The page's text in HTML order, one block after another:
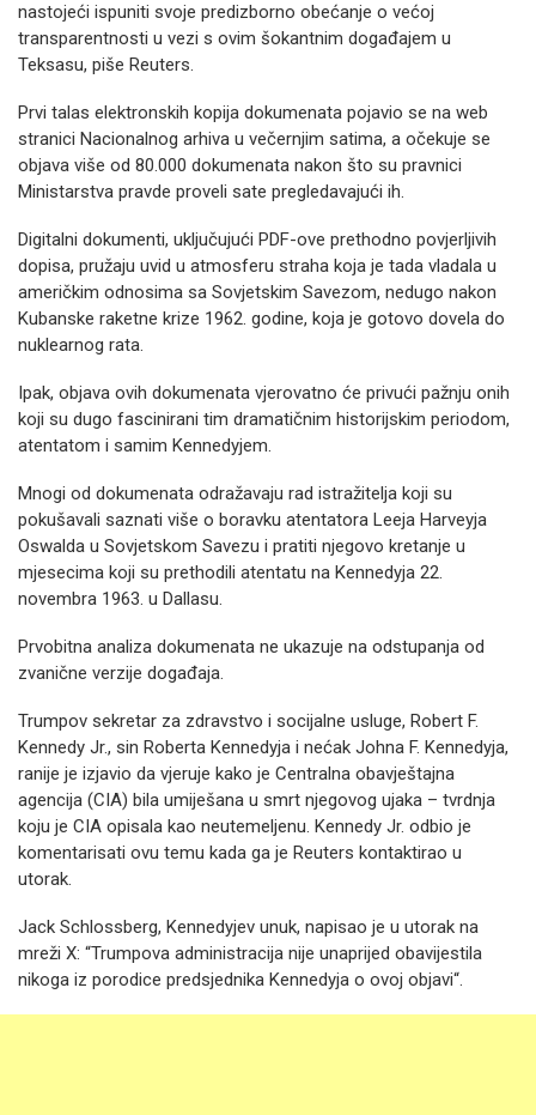
nastojeći ispuniti svoje predizborno obećanje o većoj
transparentnosti u vezi s ovim šokantnim događajem u
Teksasu, piše Reuters.
Prvi talas elektronskih kopija dokumenata pojavio se na web
stranici Nacionalnog arhiva u večernjim satima, a očekuje se
objava više od 80.000 dokumenata nakon što su pravnici
Ministarstva pravde proveli sate pregledavajući ih.
Digitalni dokumenti, uključujući PDF-ove prethodno povjerljivih
dopisa, pružaju uvid u atmosferu straha koja je tada vladala u
američkim odnosima sa Sovjetskim Savezom, nedugo nakon
Kubanske raketne krize 1962. godine, koja je gotovo dovela do
nuklearnog rata.
Ipak, objava ovih dokumenata vjerovatno će privući pažnju onih
koji su dugo fascinirani tim dramatičnim historijskim periodom,
atentatom i samim Kennedyjem.
Mnogi od dokumenata odražavaju rad istražitelja koji su
pokušavali saznati više o boravku atentatora Leeja Harveyja
Oswalda u Sovjetskom Savezu i pratiti njegovo kretanje u
mjesecima koji su prethodili atentatu na Kennedyja 22.
novembra 1963. u Dallasu.
Prvobitna analiza dokumenata ne ukazuje na odstupanja od
zvanične verzije događaja.
Trumpov sekretar za zdravstvo i socijalne usluge, Robert F.
Kennedy Jr., sin Roberta Kennedyja i nećak Johna F. Kennedyja,
ranije je izjavio da vjeruje kako je Centralna obavještajna
agencija (CIA) bila umiješana u smrt njegovog ujaka – tvrdnja
koju je CIA opisala kao neutemeljenu. Kennedy Jr. odbio je
komentarisati ovu temu kada ga je Reuters kontaktirao u
utorak.
Jack Schlossberg, Kennedyjev unuk, napisao je u utorak na
mreži X: “Trumpova administracija nije unaprijed obavijestila
nikoga iz porodice predsjednika Kennedyja o ovoj objavi“.